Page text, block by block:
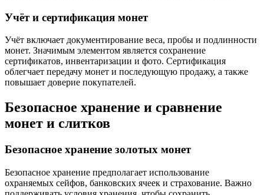
Учёт и сертификация монет
Учёт включает документирование веса, пробы и подлинности
монет. Значимым элементом является сохранение
сертификатов, инвентаризации и фото. Сертификация
облегчает передачу монет и последующую продажу, а также
повышает доверие покупателей.
Безопасное хранение и сравнение
монет и слитков
Безопасное хранение золотых монет
Безопасное хранение предполагает использование
охраняемых сейфов, банковских ячеек и страхование. Важно